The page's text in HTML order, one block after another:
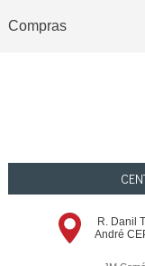
Compras
R. Danil
André